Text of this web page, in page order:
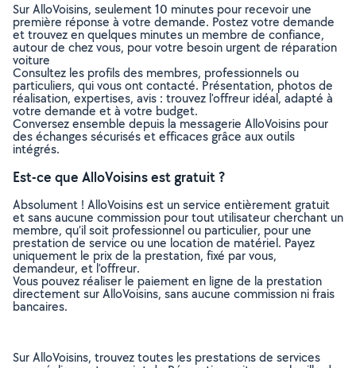
Sur AlloVoisins, seulement 10 minutes pour recevoir une
première réponse à votre demande. Postez votre demande
et trouvez en quelques minutes un membre de confiance,
autour de chez vous, pour votre besoin urgent de réparation
voiture
Consultez les profils des membres, professionnels ou
particuliers, qui vous ont contacté. Présentation, photos de
réalisation, expertises, avis : trouvez l'offreur idéal, adapté à
votre demande et à votre budget.
Conversez ensemble depuis la messagerie AlloVoisins pour
des échanges sécurisés et efficaces grâce aux outils
intégrés.
Est-ce que AlloVoisins est gratuit ?
Absolument ! AlloVoisins est un service entièrement gratuit
et sans aucune commission pour tout utilisateur cherchant un
membre, qu’il soit professionnel ou particulier, pour une
prestation de service ou une location de matériel. Payez
uniquement le prix de la prestation, fixé par vous,
demandeur, et l’offreur.
Vous pouvez réaliser le paiement en ligne de la prestation
directement sur AlloVoisins, sans aucune commission ni frais
bancaires.
Sur AlloVoisins, trouvez toutes les prestations de services